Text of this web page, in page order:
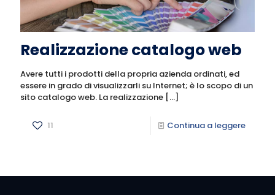
Realizzazione catalogo web
Avere tutti i prodotti della propria azienda ordinati, ed
essere in grado di visualizzarli su Internet; è lo scopo di un
sito catalogo web. La realizzazione […]
11 Continua a leggere